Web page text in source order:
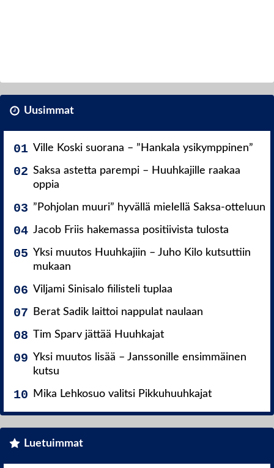
Uusimmat
Ville Koski suorana – ”Hankala ysikymppinen”
Saksa astetta parempi – Huuhkajille raakaa
oppia
”Pohjolan muuri” hyvällä mielellä Saksa-otteluun
Jacob Friis hakemassa positiivista tulosta
Yksi muutos Huuhkajiin – Juho Kilo kutsuttiin
mukaan
Viljami Sinisalo fiilisteli tuplaa
Berat Sadik laittoi nappulat naulaan
Tim Sparv jättää Huuhkajat
Yksi muutos lisää – Janssonille ensimmäinen
kutsu
Mika Lehkosuo valitsi Pikkuhuuhkajat
Luetuimmat